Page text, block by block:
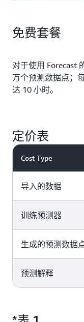
免费套餐
对于使用 Forecast
万个预测数据点；
达 10 小时。
定价表
Cost Type
导入的数据
Pricing
0.088 美元/GB
训练预测器
Pricing
生成的预测数据
Pricing
价表 1
预测解释